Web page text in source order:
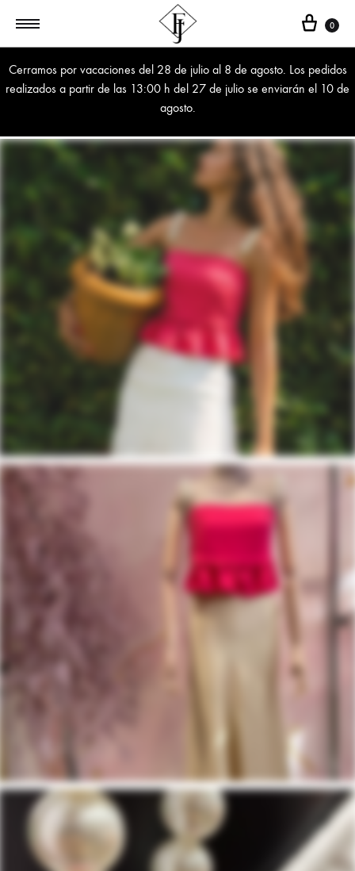
Cerramos por vacaciones del 28 de julio al 8 de agosto. Los pedidos
realizados a partir de las 13:00 h del 27 de julio se enviarán el 10 de
agosto.
Cesta
0